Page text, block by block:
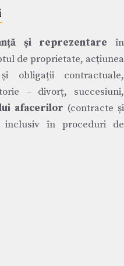
și reprezentare în
de proprietate, acțiunea
obligații contractuale,
– divorț, succesiuni,
afacerilor (contracte și
inclusiv în proceduri de